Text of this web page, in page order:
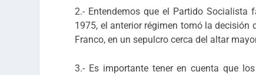
2.- Entendemos que el Partido Socialista
1975, el anterior régimen tomó la decisión
Franco, en un sepulcro cerca del altar
3.- Es importante tener en cuenta que